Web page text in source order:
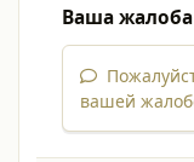
Ваша жалоба
вашей